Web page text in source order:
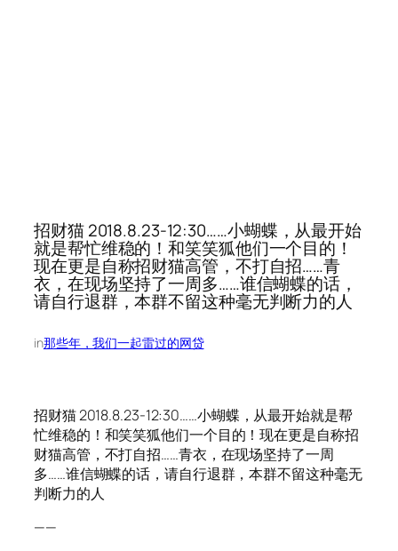
招财猫 2018.8.23-12:30……小蝴蝶，从最开始
就是帮忙维稳的！和笑笑狐他们一个目的！
现在更是自称招财猫高管，不打自招……青
衣，在现场坚持了一周多……谁信蝴蝶的话，
请自行退群，本群不留这种毫无判断力的人
in那些年，我们一起雷过的网贷
招财猫 2018.8.23-12:30……小蝴蝶，从最开始就是帮
忙维稳的！和笑笑狐他们一个目的！现在更是自称招
财猫高管，不打自招……青衣，在现场坚持了一周
多……谁信蝴蝶的话，请自行退群，本群不留这种毫无
判断力的人
——